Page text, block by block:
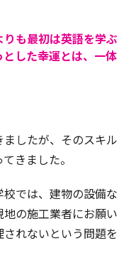
も最初は英語を学ぶ
した幸運とは、一体
したが、そのスキル
きました。
では、建物の設備な
の施工業者にお願い
れないという問題を